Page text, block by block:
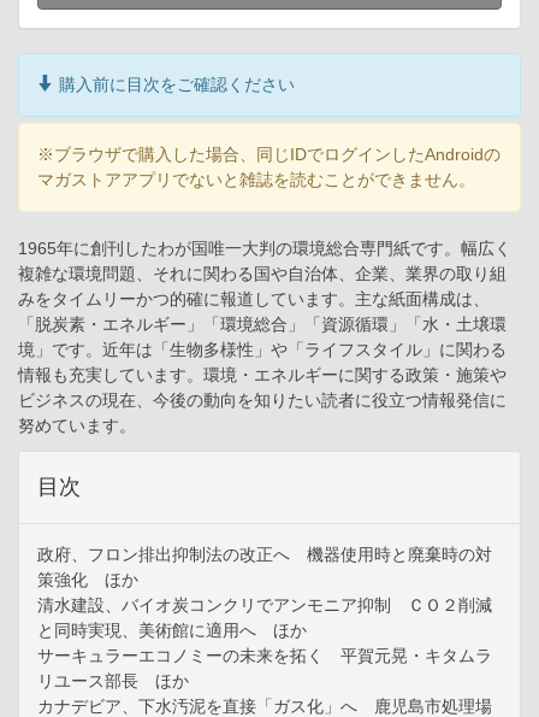
購入前に目次をご確認ください
※ブラウザで購入した場合、同じIDでログインしたAndroidの
マガストアアプリでないと雑誌を読むことができません。
1965年に創刊したわが国唯一大判の環境総合専門紙です。幅広く
複雑な環境問題、それに関わる国や自治体、企業、業界の取り組
みをタイムリーかつ的確に報道しています。主な紙面構成は、
「脱炭素・エネルギー」「環境総合」「資源循環」「水・土壌環
境」です。近年は「生物多様性」や「ライフスタイル」に関わる
情報も充実しています。環境・エネルギーに関する政策・施策や
ビジネスの現在、今後の動向を知りたい読者に役立つ情報発信に
努めています。
目次
政府、フロン排出抑制法の改正へ 機器使用時と廃棄時の対
策強化 ほか
清水建設、バイオ炭コンクリでアンモニア抑制 ＣＯ２削減
と同時実現、美術館に適用へ ほか
サーキュラーエコノミーの未来を拓く 平賀元晃・キタムラ
リユース部長 ほか
カナデビア、下水汚泥を直接「ガス化」へ 鹿児島市処理場